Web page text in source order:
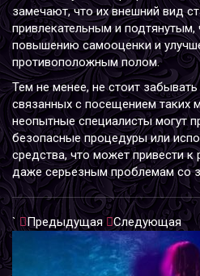
замечают, что их внешний вид
привлекательным и подтянутым,
повышению самооценки и
противоположным полом.
Тем не менее, не стоит
связанных с посещением таких
неопытные специалисты могут
безопасные процедуры или
средства, что может привести
даже серьезным проблемам со
` Предыдущая Следующая